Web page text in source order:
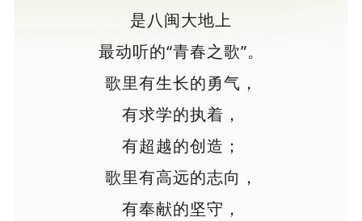
是八闽大地上
最动听的“青春之歌”。
歌里有生长的勇气，
有求学的执着，
有超越的创造；
歌里有高远的志向，
有奉献的坚守，